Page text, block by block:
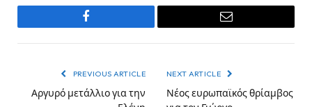
Facebook Email
PREVIOUS ARTICLE
Αργυρό μετάλλιο για την
NEXT ARTICLE
Νέος ευρωπαϊκός θρίαμβος